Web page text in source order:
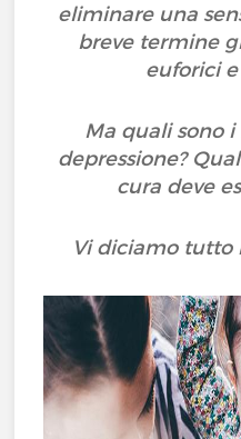
eliminare una
breve termine
euforici
Ma quali sono
depressione?
cura deve
Vi diciamo tutto